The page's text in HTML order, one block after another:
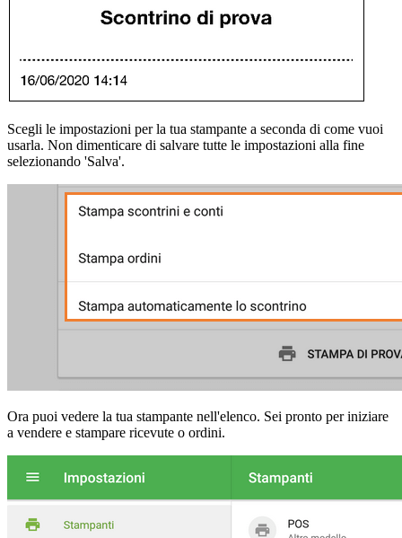
Scegli le impostazioni per la tua stampante a seconda di come vuoi
usarla. Non dimenticare di salvare tutte le impostazioni alla fine
selezionando 'Salva'.
Ora puoi vedere la tua stampante nell'elenco. Sei pronto per iniziare
a vendere e stampare ricevute o ordini.